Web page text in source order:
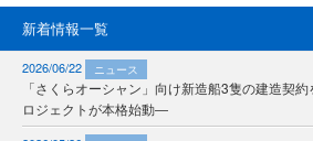
新着情報一覧
2026/06/22 ニュース
「さくらオーシャン」向け新造船3隻の建造契
ロジェクトが本格始動―